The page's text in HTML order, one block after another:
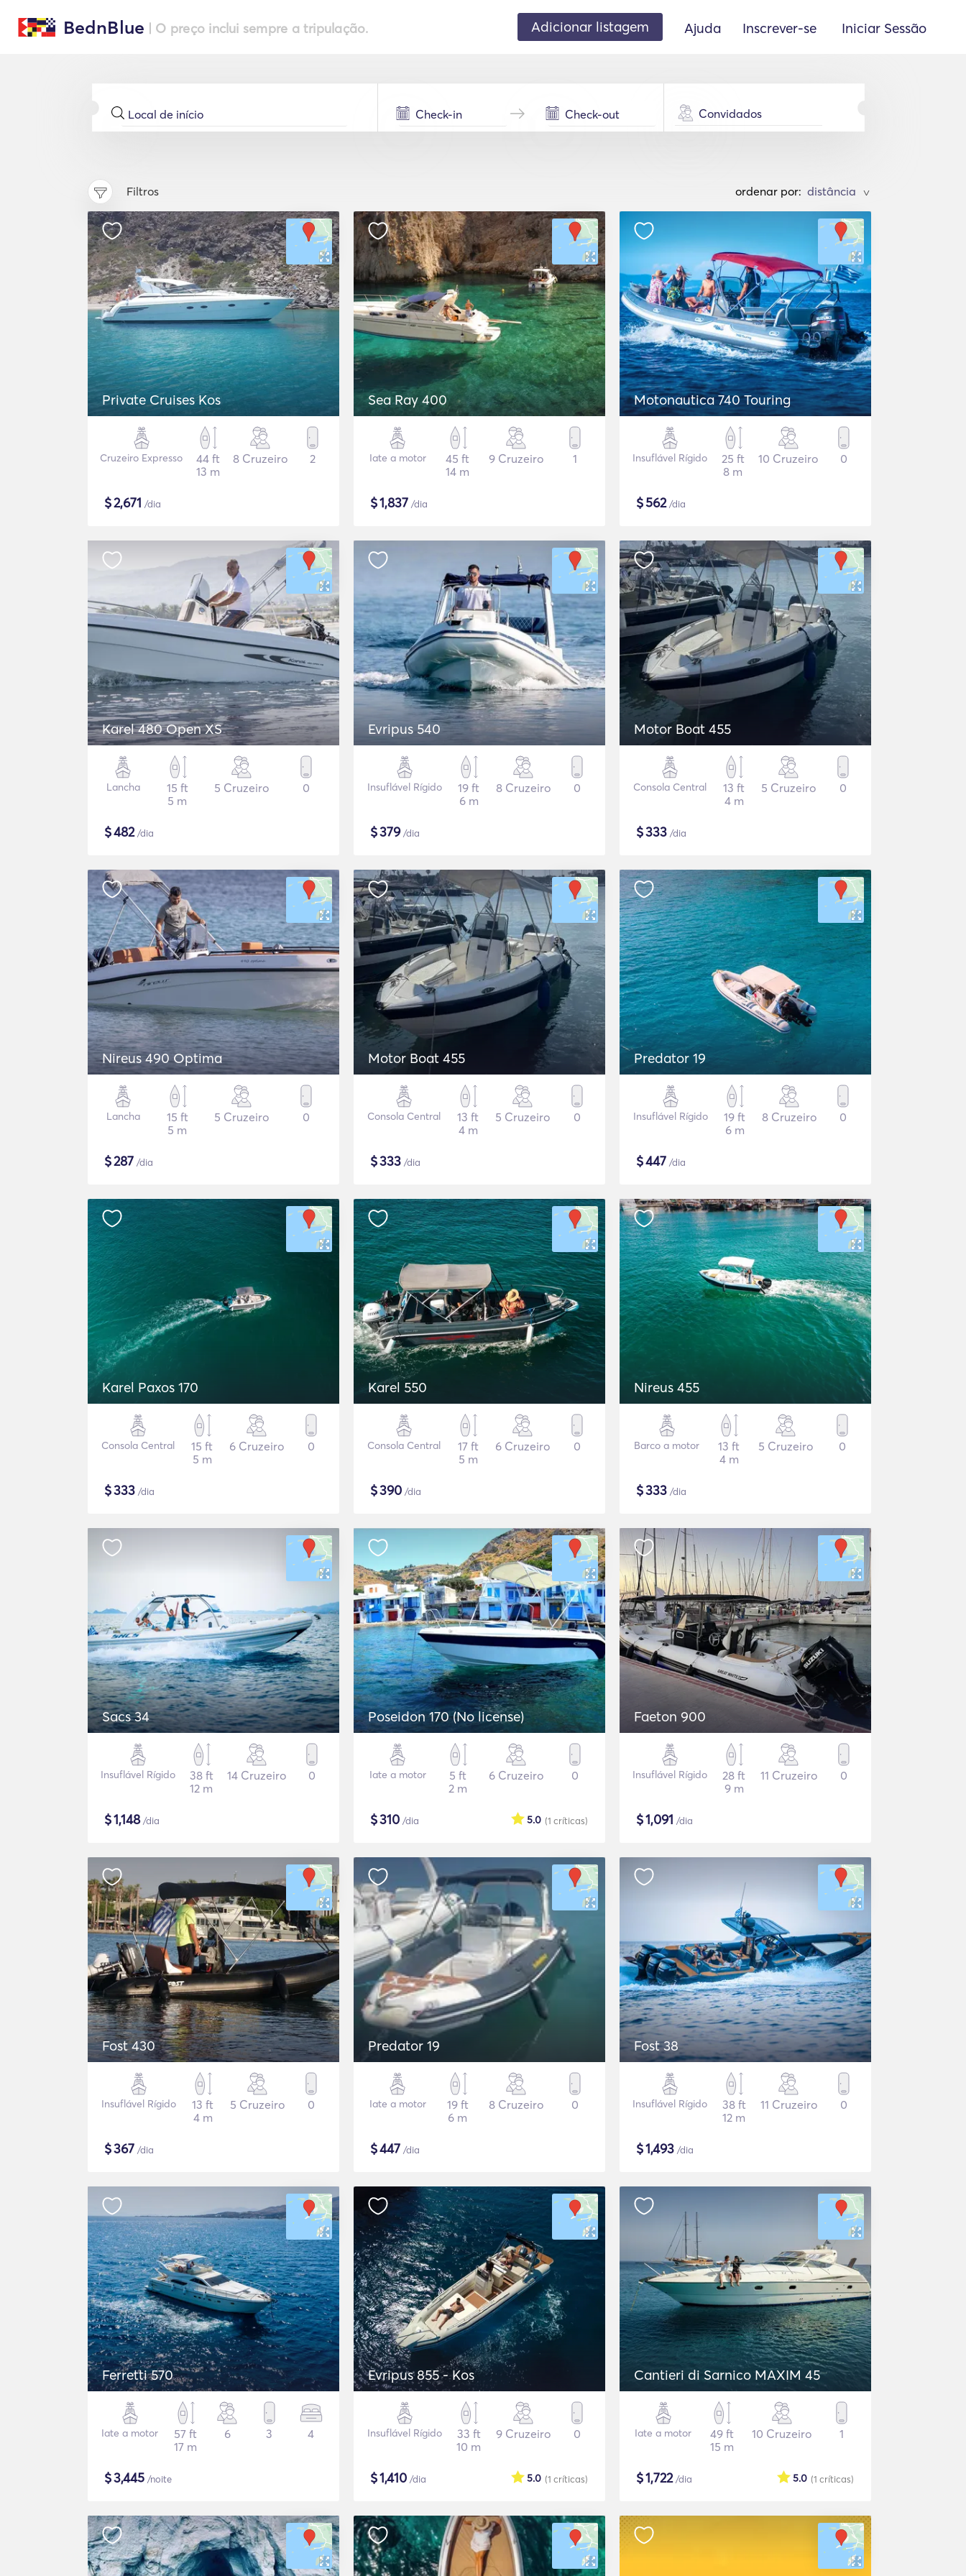
BednBlue | O preço inclui sempre a tripulação. Adicionar listagem Ajuda Inscrever-se Iniciar Sessão
Convidados
Filtros ordenar por: >
Private Cruises Kos
Cruzeiro Expresso
44 ft
13 m
8 Cruzeiro 2
$2,671 /dia
Sea Ray 400
Iate a motor
45 ft
14 m
9 Cruzeiro 1
$1,837 /dia
Motonautica 740 Touring
Insuflável Rígido
25 ft
8 m
10 Cruzeiro 0
$562/dia
Karel 480 Open XS
Lancha
15 ft
5 m
5 Cruzeiro 0
$482/dia
Evripus 540
Insuflável Rígido
19 ft
6 m
8 Cruzeiro 0
$379/dia
Motor Boat 455
Consola Central
13 ft
4 m
5 Cruzeiro 0
$333 /dia
Nireus 490 Optima
Lancha
15 ft
5 m
5 Cruzeiro 0
$287 /dia
Motor Boat 455
Consola Central
13 ft
4 m
5 Cruzeiro 0
$333 /dia
Predator 19
Insuflável Rígido
19 ft
6 m
8 Cruzeiro 0
$447 /dia
Karel Paxos 170
Consola Central
15 ft
5 m
6 Cruzeiro 0
$333 /dia
Karel 550
Consola Central
17 ft
5 m
6 Cruzeiro 0
$390 /dia
Nireus 455
Barco a motor
13 ft
4 m
5 Cruzeiro 0
$333 /dia
Sacs 34
Insuflável Rígido
38 ft
12 m
14 Cruzeiro 0
$1,148/dia
Poseidon 170 (No license)
Iate a motor
5 ft
2 m
6 Cruzeiro 0
$310 /dia (1 críticas)
5.0
Faeton 900
Insuflável Rígido
28 ft
9 m
11 Cruzeiro 0
$1,091 /dia
Fost 430
Insuflável Rígido
13 ft
4 m
5 Cruzeiro 0
$367 /dia
Predator 19
Iate a motor
19 ft
6 m
8 Cruzeiro 0
$447 /dia
Fost 38
Insuflável Rígido
38 ft
12 m
11 Cruzeiro 0
$1,493 /dia
Ferretti 570
Iate a motor
57 ft
17 m
6 3 4
$3,445 /noite
Evripus 855 - Kos
Insuflável Rígido
33 ft
10 m
9 Cruzeiro 0
$1,410 /dia (1 críticas)
5.0
Cantieri di Sarnico MAXIM 45
Iate a motor
49 ft
15 m
10 Cruzeiro 1
$1,722/dia (1 críticas)
5.0